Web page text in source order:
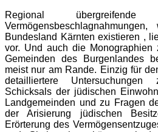
Regional
Bundesland Kärnten existieren ,
vor. Und auch die Monographien
Gemeinden des Burgenlandes
meist nur am Rande. Einzig für
detailliertere
Schicksals der jüdischen
Landgemeinden und zu Fragen
der Arisierung jüdischen
Erörterung des